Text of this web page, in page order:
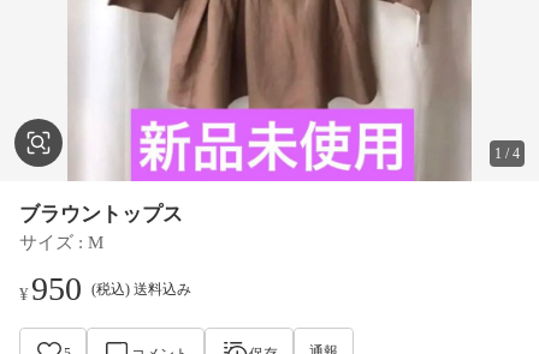
1 /4
ブラウントップス
サイズ : M
¥950 (税込) 送料込み